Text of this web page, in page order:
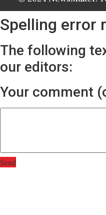
Spelling error
The following
our editors:
Your comment
Send